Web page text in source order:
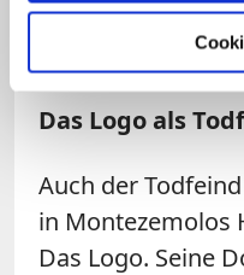
bleiben hier also
Überlegungen
Das Logo als
Auch der
in Montezemolos
Das Logo. Seine